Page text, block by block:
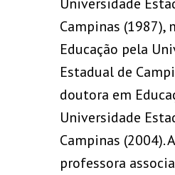
Campinas (1987),
Educação pela
Estadual de
doutora em
Universidade
Campinas (2004).
professora